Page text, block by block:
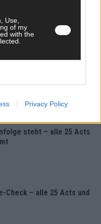
Use,
of my
with the
Privacy Policy
Eurovision-
Acts
steht – alle 25 Acts
Check – alle 25 Acts und